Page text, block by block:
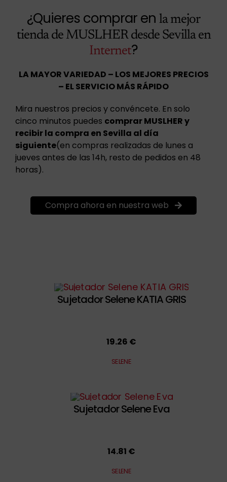
¿Quieres comprar en la mejor
tienda de MUSLHER desde Sevilla en
Internet?
LA MAYOR VARIEDAD – LOS MEJORES PRECIOS
– EL SERVICIO MÁS RÁPIDO
Mira nuestros precios y convéncete. En solo
cinco minutos puedes comprar MUSLHER y
recibir la compra en Sevilla al día
siguiente(en compras realizadas de lunes a
jueves antes de las 14h, resto de pedidos en 48
horas).
Compra ahora en nuestra web
Sujetador Selene KATIA GRIS
19.26 €
SELENE
Sujetador Selene Eva
14.81 €
SELENE